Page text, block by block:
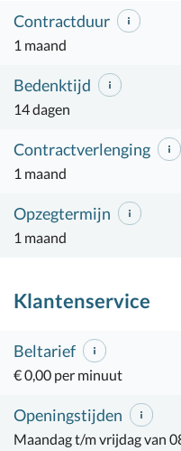
Contractduur
1 maand
Bedenktijd
14 dagen
Contractverlenging
1 maand
Opzegtermijn
1 maand
Klantenservice
Beltarief
€ 0,00 per minuut
Openingstijden
Maandag t/m vrijdag van